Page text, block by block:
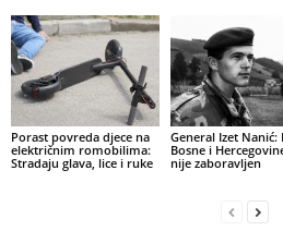
Porast povreda djece na
električnim romobilima:
Stradaju glava, lice i ruke
General Izet Nanić:
Bosne i
nije zaboravljen